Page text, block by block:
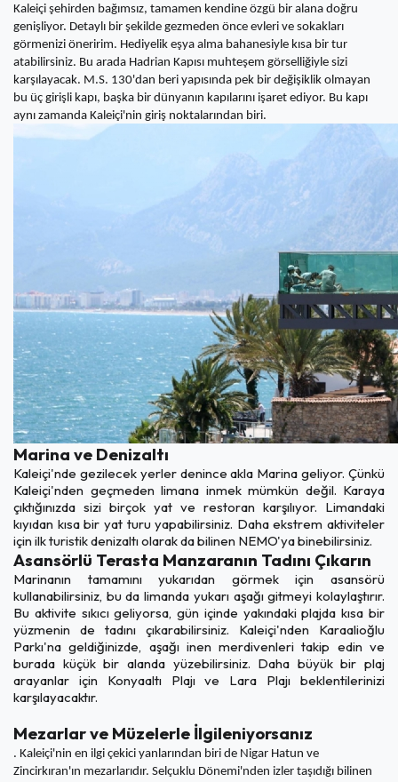
Kaleiçi şehirden bağımsız, tamamen kendine özgü bir alana doğru
genişliyor. Detaylı bir şekilde gezmeden önce evleri ve sokakları
görmenizi öneririm. Hediyelik eşya alma bahanesiyle kısa bir tur
atabilirsiniz. Bu arada Hadrian Kapısı muhteşem görselliğiyle sizi
karşılayacak. M.S. 130'dan beri yapısında pek bir değişiklik olmayan
bu üç girişli kapı, başka bir dünyanın kapılarını işaret ediyor. Bu kapı
aynı zamanda Kaleiçi'nin giriş noktalarından biri.
Marina ve Denizaltı
Kaleiçi'nde gezilecek yerler denince akla Marina geliyor. Çünkü
Kaleiçi'nden geçmeden limana inmek mümkün değil. Karaya
çıktığınızda sizi birçok yat ve restoran karşılıyor. Limandaki
kıyıdan kısa bir yat turu yapabilirsiniz. Daha ekstrem aktiviteler
için ilk turistik denizaltı olarak da bilinen NEMO'ya binebilirsiniz.
Asansörlü Terasta Manzaranın Tadını Çıkarın
Marinanın tamamını yukarıdan görmek için asansörü
kullanabilirsiniz, bu da limanda yukarı aşağı gitmeyi kolaylaştırır.
Bu aktivite sıkıcı geliyorsa, gün içinde yakındaki plajda kısa bir
yüzmenin de tadını çıkarabilirsiniz. Kaleiçi'nden Karaalioğlu
Parkı'na geldiğinizde, aşağı inen merdivenleri takip edin ve
burada küçük bir alanda yüzebilirsiniz. Daha büyük bir plaj
arayanlar için Konyaaltı Plajı ve Lara Plajı beklentilerinizi
karşılayacaktır.
Mezarlar ve Müzelerle İlgileniyorsanız
. Kaleiçi'nin en ilgi çekici yanlarından biri de Nigar Hatun ve
Zincirkıran'ın mezarlarıdır. Selçuklu Dönemi'nden izler taşıdığı bilinen